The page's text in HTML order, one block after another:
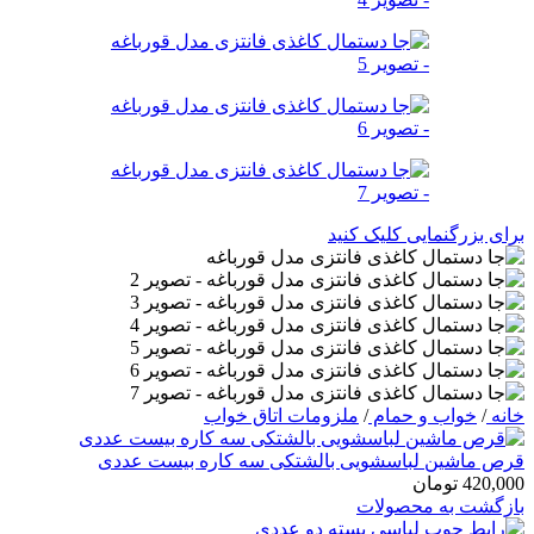
برای بزرگنمایی کلیک کنید
خانه/ خواب و حمام/ ملزومات اتاق خواب
قرص ماشین لباسشویی بالشتکی سه کاره بیست عددی
420,000 تومان
بازگشت به محصولات